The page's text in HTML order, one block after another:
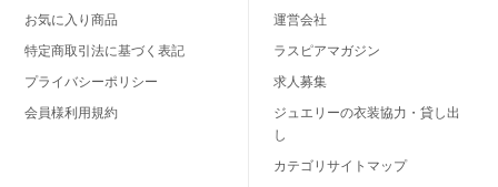
お気に入り商品
特定商取引法に基づく表記
プライバシーポリシー
会員様利用規約
運営会社
ラスピアマガジン
求人募集
ジュエリーの衣装協力・貸し出
し
カテゴリサイトマップ